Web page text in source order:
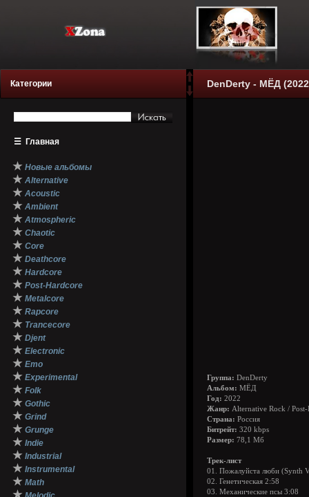
Категории
☰ Главная
★ Новые альбомы
★ Alternative
★ Acoustic
★ Ambient
★ Atmospheric
★ Chaotic
★ Core
★ Deathcore
★ Hardcore
★ Post-Hardcore
★ Metalcore
★ Rapcore
★ Trancecore
★ Djent
★ Electronic
★ Emo
★ Experimental
★ Folk
★ Gothic
★ Grind
★ Grunge
★ Indie
★ Industrial
★ Instrumental
★ Math
★
DenDerty - МЁД
Группа: DenDerty
Альбом: МЁД
Год: 2022
Жанр: Alternative Rock /
Страна: Россия
Битрейт: 320 kbps
Размер: 78,1 Мб
Трек-лист
01. Пожалуйста люби (Synth
02. Генетическая 2:58
03. Механические псы 3:08